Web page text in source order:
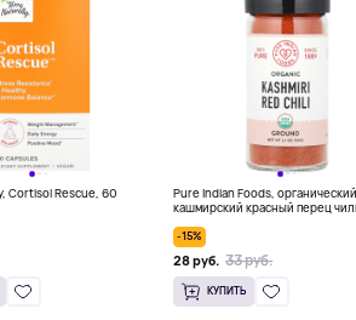
Cortisol Rescue, 60
Pure Indian Foods, органический
кашмирский красный перец
-15%
28 руб. 33 руб.
КУПИТЬ